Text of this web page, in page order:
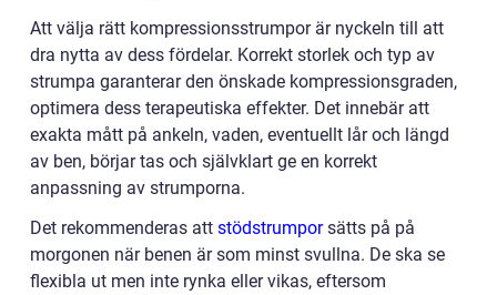
Att välja rätt kompressionsstrumpor är nyckeln till att
dra nytta av dess fördelar. Korrekt storlek och typ av
strumpa garanterar den önskade kompressionsgraden,
optimera dess terapeutiska effekter. Det innebär att
exakta mått på ankeln, vaden, eventuellt lår och längd
av ben, börjar tas och självklart ge en korrekt
anpassning av strumporna.
Det rekommenderas att stödstrumporsätts på på
morgonen när benen är som minst svullna. De ska se
flexibla ut men inte rynka eller vikas, eftersom